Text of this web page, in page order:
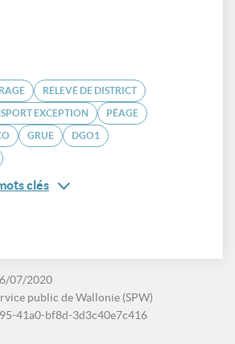
RELEVÉ DE DISTRICT
EXCEPTION PÉAGE
GRUE DGO1
clés
07/2020
public de Wallonie (SPW)
41a0-bf8d-3d3c40e7c416